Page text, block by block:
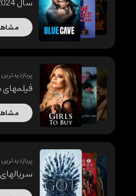
پربازدیدترین
پربازدیدترین